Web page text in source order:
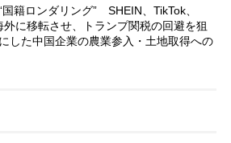
籍ロンダリング” SHEIN、TikTok、
に移転させ、トランプ関税の回避を狙
した中国企業の農業参入・土地取得への